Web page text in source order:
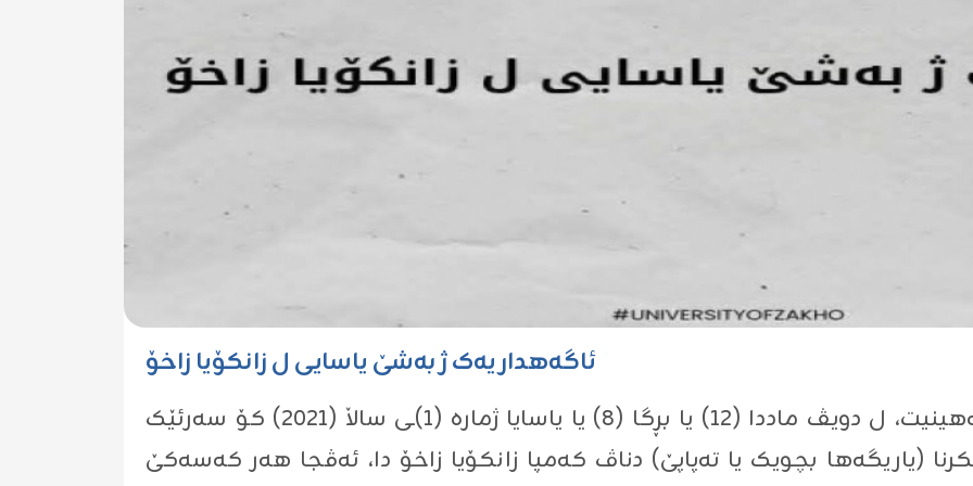
ئاگەهداریەک ژ بەشێ یاسایی ل زانکۆیا زاخۆ
بەشێ یاسایی ل زانکۆیا زاخۆ ڕادگەهینیت، ل دویڤ ماددا (١٢) یا بڕگا (٨) یا یاسایا ژمارە (١)ـی ساڵا (٢٠٢١) کۆ سەرئێک
(یاریگەها بچویک یا تەپاپێ) دناڤ کەمپا زانکۆیا زاخۆ دا، ئەڤجا هەر کەسەکێ